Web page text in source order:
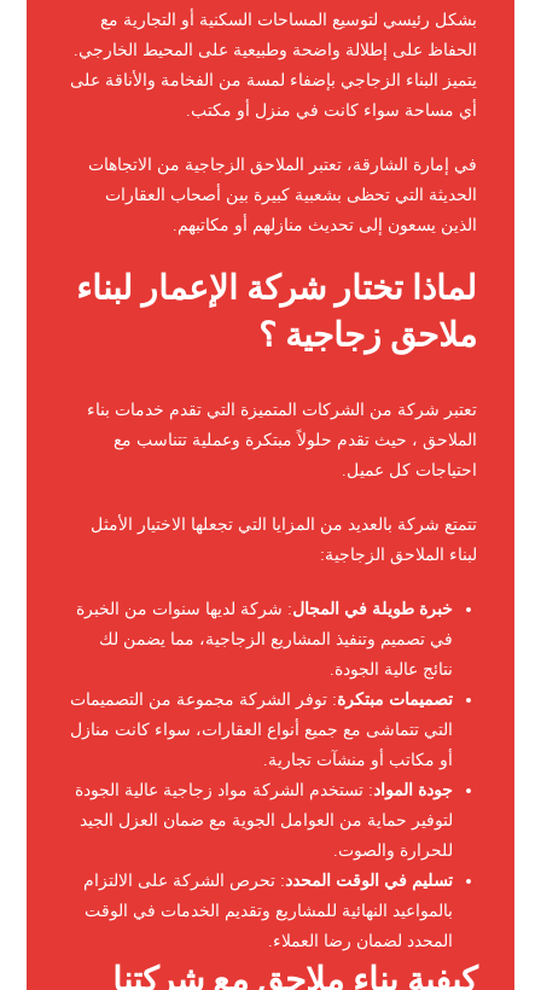
بشكل رئيسي لتوسيع المساحات السكنية أو التجارية مع
الحفاظ على إطلالة واضحة وطبيعية على المحيط الخارجي.
يتميز البناء الزجاجي بإضفاء لمسة من الفخامة والأناقة على
أي مساحة سواء كانت في منزل أو مكتب.
في إمارة الشارقة، تعتبر الملاحق الزجاجية من الاتجاهات
الحديثة التي تحظى بشعبية كبيرة بين أصحاب العقارات
الذين يسعون إلى تحديث منازلهم أو مكاتبهم.
لماذا تختار شركة الإعمار لبناء
ملاحق زجاجية ؟
تعتبر شركة من الشركات المتميزة التي تقدم خدمات بناء
الملاحق ، حيث تقدم حلولاً مبتكرة وعملية تتناسب مع
احتياجات كل عميل.
تتمتع شركة بالعديد من المزايا التي تجعلها الاختيار الأمثل
لبناء الملاحق الزجاجية:
خبرة طويلة في المجال: شركة لديها سنوات من الخبرة
في تصميم وتنفيذ المشاريع الزجاجية، مما يضمن لك
نتائج عالية الجودة.
تصميمات مبتكرة: توفر الشركة مجموعة من التصميمات
التي تتماشى مع جميع أنواع العقارات، سواء كانت منازل
أو مكاتب أو منشآت تجارية.
جودة المواد: تستخدم الشركة مواد زجاجية عالية الجودة
لتوفير حماية من العوامل الجوية مع ضمان العزل الجيد
للحرارة والصوت.
تسليم في الوقت المحدد: تحرص الشركة على الالتزام
بالمواعيد النهائية للمشاريع وتقديم الخدمات في الوقت
المحدد لضمان رضا العملاء.
كيفية بناء ملاحق مع شركتنا